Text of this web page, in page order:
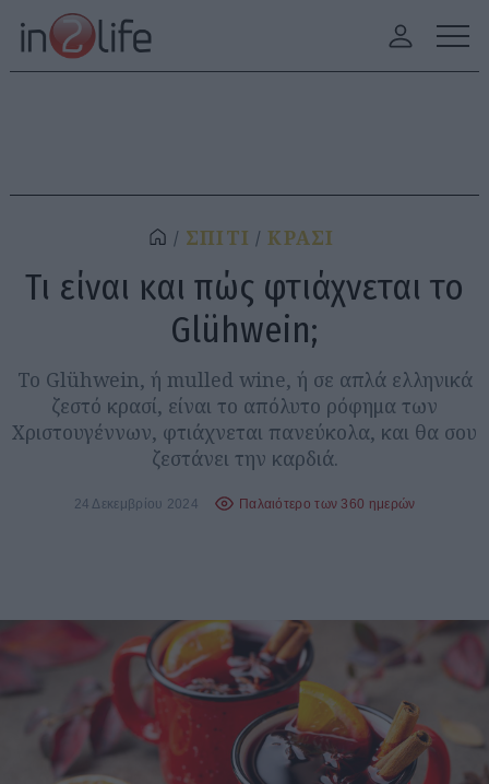
ΣΠΙΤΙ ΚΡΑΣΙ
Τι είναι και πώς φτιάχνεται το
Glühwein;
Το Glühwein, ή mulled wine, ή σε απλά ελληνικά
ζεστό κρασί, είναι το απόλυτο ρόφημα των
Χριστουγέννων, φτιάχνεται πανεύκολα, και θα σου
ζεστάνει την καρδιά.
24 Δεκεμβρίου 2024 Παλαιότερο των 360 ημερών